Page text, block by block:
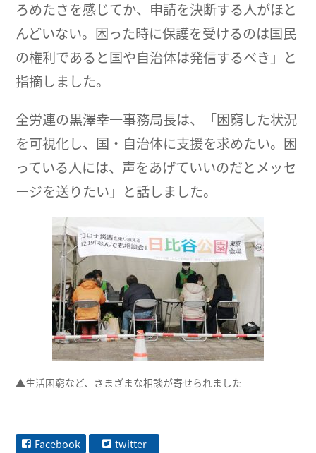
ろめたさを感じてか、申請を決断する人がほと
んどいない。困った時に保護を受けるのは国民
の権利であると国や自治体は発信するべき」と
指摘しました。
全労連の黒澤幸一事務局長は、「困窮した状況
を可視化し、国・自治体に支援を求めたい。困
っている人には、声をあげていいのだとメッセ
ージを送りたい」と話しました。
▲生活困窮など、さまざまな相談が寄せられました
Facebook twitter